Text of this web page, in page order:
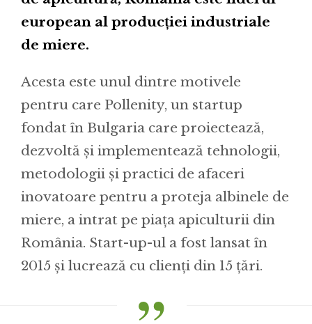
european al producției industriale
de miere.
Acesta este unul dintre motivele
pentru care Pollenity, un startup
fondat în Bulgaria care proiectează,
dezvoltă și implementează tehnologii,
metodologii și practici de afaceri
inovatoare pentru a proteja albinele de
miere, a intrat pe piața apiculturii din
România. Start-up-ul a fost lansat în
2015 și lucrează cu clienți din 15 țări.